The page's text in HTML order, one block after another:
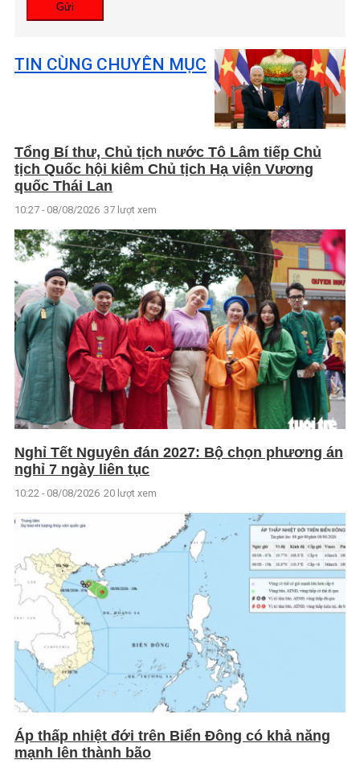
Gửi
TIN CÙNG CHUYÊN MỤC
Tổng Bí thư, Chủ tịch nước Tô Lâm tiếp Chủ
tịch Quốc hội kiêm Chủ tịch Hạ viện Vương
quốc Thái Lan
10:27 - 08/08/2026 37 lượt xem
Nghỉ Tết Nguyên đán 2027: Bộ chọn phương án
nghỉ 7 ngày liên tục
10:22 - 08/08/2026 20 lượt xem
Áp thấp nhiệt đới trên Biển Đông có khả năng
mạnh lên thành bão